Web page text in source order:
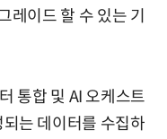
레이드 할 수 있는 기
통합 및 AI 오케스트
는 데이터를 수집하